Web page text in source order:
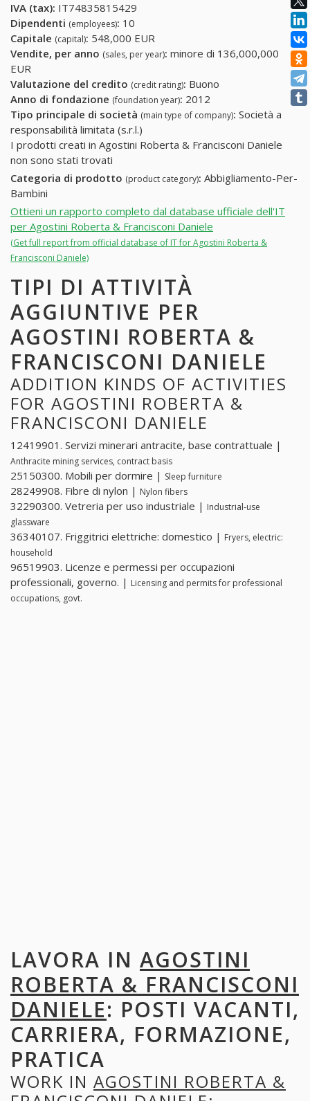
IVA (tax): IT74835815429
Dipendenti (employees): 10
Capitale (capital): 548,000 EUR
Vendite, per anno (sales, per year): minore di 136,000,000
EUR
Valutazione del credito (credit rating): Buono
Anno di fondazione (foundation year): 2012
Tipo principale di società (main type of company): Società a
responsabilità limitata (s.r.l.)
I prodotti creati in Agostini Roberta & Francisconi Daniele
non sono stati trovati
Categoria di prodotto (product category): Abbigliamento-Per-
Bambini
Ottieni un rapporto completo dal database ufficiale dell'IT
per Agostini Roberta & Francisconi Daniele
(Get full report from official database of IT for Agostini Roberta &
Francisconi Daniele)
TIPI DI ATTIVITÀ
AGGIUNTIVE PER
AGOSTINI ROBERTA &
FRANCISCONI DANIELE
ADDITION KINDS OF ACTIVITIES
FOR AGOSTINI ROBERTA &
FRANCISCONI DANIELE
12419901. Servizi minerari antracite, base contrattuale |
Anthracite mining services, contract basis
25150300. Mobili per dormire | Sleep furniture
28249908. Fibre di nylon | Nylon fibers
32290300. Vetreria per uso industriale | Industrial-use
glassware
36340107. Friggitrici elettriche: domestico | Fryers, electric:
household
96519903. Licenze e permessi per occupazioni
professionali, governo. | Licensing and permits for professional
occupations, govt.
LAVORA IN AGOSTINI
ROBERTA & FRANCISCONI
DANIELE: POSTI VACANTI,
CARRIERA, FORMAZIONE,
PRATICA
WORK IN AGOSTINI ROBERTA &